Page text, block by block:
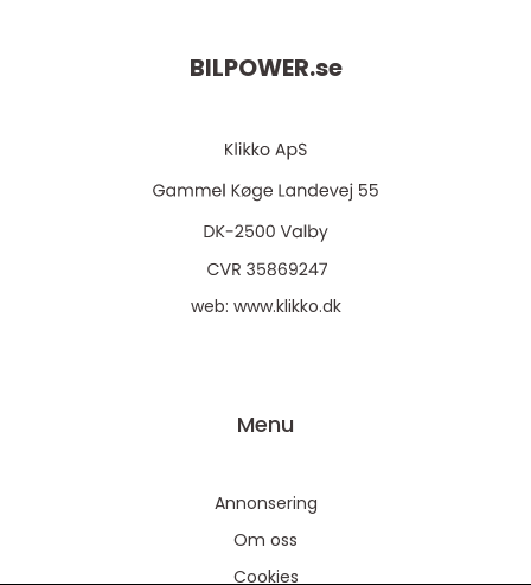
BILPOWER.se
web: www.klikko.dk
Menu
Annonsering
Om oss
Cookies